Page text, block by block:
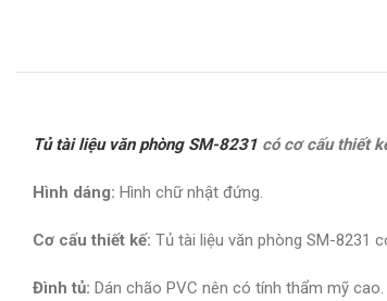
Tủ tài liệu văn phòng SM-8231 có cơ cấu thiết
Hình dáng: Hình chữ nhật đứng.
Cơ cấu thiết kế: Tủ tài liệu văn phòng SM-8231
Đình tủ: Dán chão PVC nên có tính thẩm mỹ cao.